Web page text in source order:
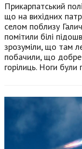
Прикарпатський
що на вихідних
селом поблизу
помітили білі
зрозуміли, що там
побачили, що
горілиць. Ноги